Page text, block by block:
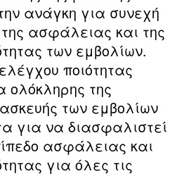
ανάγκη για συνεχή
ασφάλειας και της
των εμβολίων.
ποιότητας
ολόκληρης της
των εμβολίων
για να διασφαλιστεί
ασφάλειας και
για όλες τις